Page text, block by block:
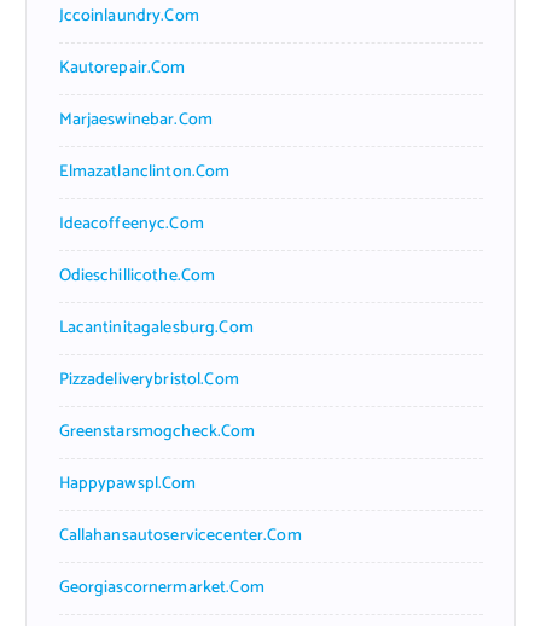
Jccoinlaundry.com
Kautorepair.com
Marjaeswinebar.com
Elmazatlanclinton.com
Ideacoffeenyc.com
Odieschillicothe.com
Lacantinitagalesburg.com
Pizzadeliverybristol.com
Greenstarsmogcheck.com
Happypawspl.com
Callahansautoservicecenter.com
Georgiascornermarket.com